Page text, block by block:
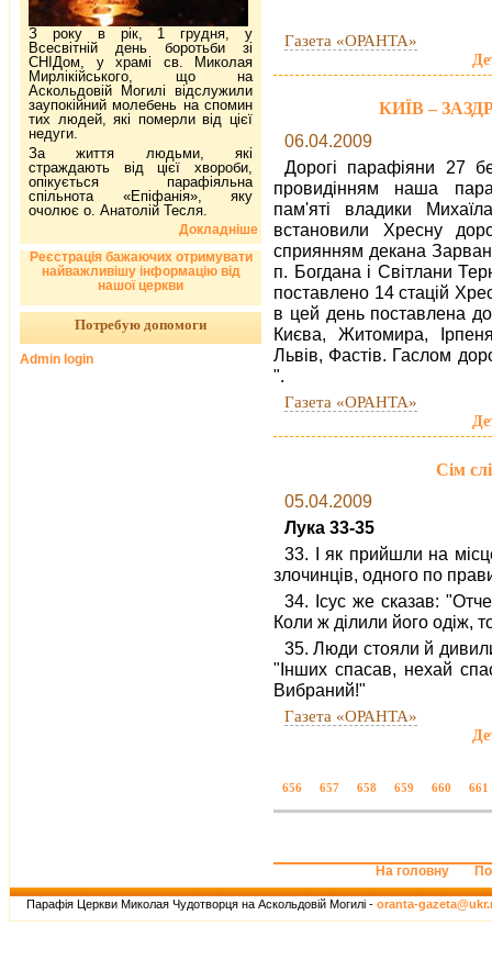
Газета «ОРАНТА»
КИЇВ –
06.04.2009
Дорогі парафіяни 27
провидінням наша
пам'яті владики
встановили Хресну
сприянням декана
п. Богдана і Світлани
поставлено 14 стацій
в цей день поставлена
Києва, Житомира,
Львів, Фастів. Гаслом
".
Газета «ОРАНТА»
Сім
05.04.2009
Лука 33-35
33. І як прийшли на
злочинців, одного по
34. Ісус же сказав:
Коли ж ділили його одіж,
35. Люди стояли й
"Інших спасав, нехай
Вибраний!"
Газета «ОРАНТА»
656 657 658 659 660 661
З року в рік, 1 грудня, у
Всесвітній день боротьби зі
СНІДом, у храмі св. Миколая
Мирлікійського, що на
Аскольдовій Могилі відслужили
заупокійний молебень на спомин
тих людей, які померли від цієї
недуги.
За життя людьми, які
страждають від цієї хвороби,
опікується парафіяльна
спільнота «Епіфанія», яку
очолює о. Анатолій Тесля.
Докладніше
Реєстрація бажаючих отримувати
найважливішу інформацію від
нашої церкви
Потребую допомоги
Admin login
На головну
Парафія Церкви Миколая Чудотворця на Аскольдовій Могилі - oranta-